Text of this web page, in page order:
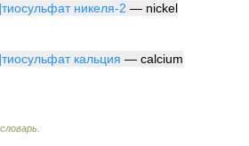
никеля-2 — nickel
кальция — calcium